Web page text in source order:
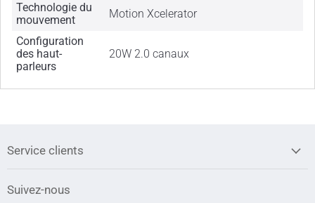
Technologie du
mouvement
Motion Xcelerator
Configuration
des haut-
parleurs
20W 2.0 canaux
Service clients
Suivez-nous